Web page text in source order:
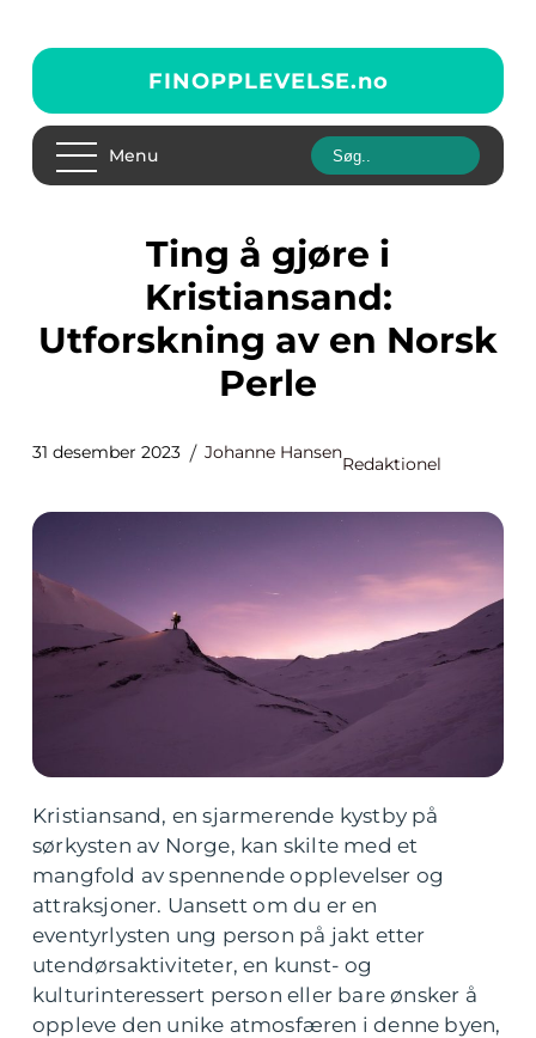
FINOPPLEVELSE.no
Menu
Ting å gjøre i
Kristiansand:
Utforskning av en Norsk
Perle
31 desember 2023 Johanne Hansen
Redaktionel
Kristiansand, en sjarmerende kystby på
sørkysten av Norge, kan skilte med et
mangfold av spennende opplevelser og
attraksjoner. Uansett om du er en
eventyrlysten ung person på jakt etter
utendørsaktiviteter, en kunst- og
kulturinteressert person eller bare ønsker å
oppleve den unike atmosfæren i denne byen,